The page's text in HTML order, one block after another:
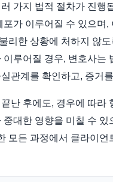
가지 법적 절차가 진행
가 이루어질 수 있으며
리한 상황에 처하지 않
루어질 경우, 변호사는
관계를 확인하고, 증거
난 후에도, 경우에 따라
대한 영향을 미칠 수
모든 과정에서 클라이